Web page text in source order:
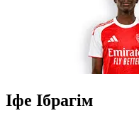
Іфе Ібрагім